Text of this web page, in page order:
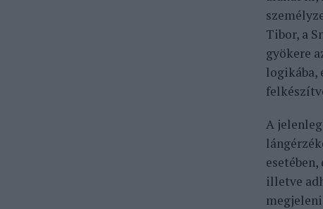
Tibor, a
gyökere
logikába,
A
illetve